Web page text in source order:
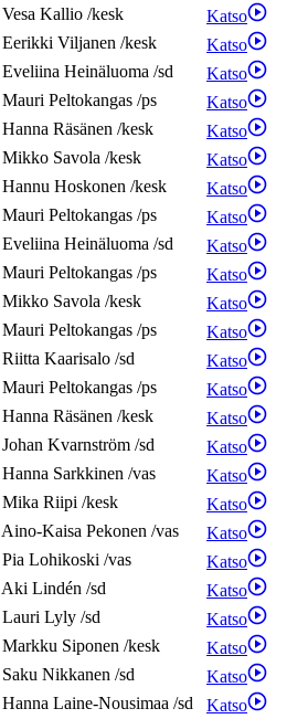
Vesa Kallio /kesk
Katso
Eerikki Viljanen /kesk
Katso
Eveliina Heinäluoma /sd
Katso
Mauri Peltokangas /ps
Katso
Hanna Räsänen /kesk
Katso
Mikko Savola /kesk
Katso
Hannu Hoskonen /kesk
Katso
Mauri Peltokangas /ps
Katso
Eveliina Heinäluoma /sd
Katso
Mauri Peltokangas /ps
Katso
Mikko Savola /kesk
Katso
Mauri Peltokangas /ps
Katso
Riitta Kaarisalo /sd
Katso
Mauri Peltokangas /ps
Katso
Hanna Räsänen /kesk
Katso
Johan Kvarnström /sd
Katso
Hanna Sarkkinen /vas
Katso
Mika Riipi /kesk
Katso
Aino-Kaisa Pekonen /vas
Katso
Pia Lohikoski /vas
Katso
Aki Lindén /sd
Katso
Lauri Lyly /sd
Katso
Markku Siponen /kesk
Katso
Saku Nikkanen /sd
Katso
Hanna Laine-Nousimaa /sd
Katso